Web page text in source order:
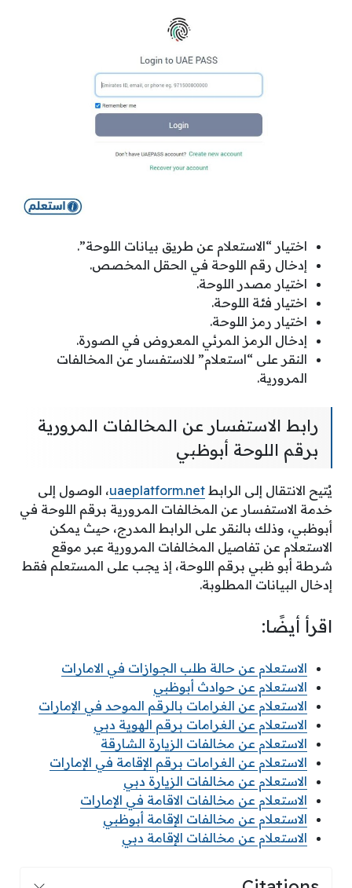
اختيار “الاستعلام عن طريق بيانات اللوحة”.
إدخال رقم اللوحة في الحقل المخصص.
اختيار مصدر اللوحة.
اختيار فئة اللوحة.
اختيار رمز اللوحة.
إدخال الرمز المرئي المعروض في الصورة.
النقر على “استعلام” للاستفسار عن المخالفات
المرورية.
رابط الاستفسار عن المخالفات المرورية
برقم اللوحة أبوظبي
يُتيح الانتقال إلى الرابط uaeplatform.net، الوصول إلى
خدمة الاستفسار عن المخالفات المرورية برقم اللوحة في
أبوظبي، وذلك بالنقر على الرابط المدرج، حيث يمكن
الاستعلام عن تفاصيل المخالفات المرورية عبر موقع
شرطة أبو ظبي برقم اللوحة، إذ يجب على المستعلم فقط
إدخال البيانات المطلوبة.
اقرأ أيضًا:
الاستعلام عن حالة طلب الجوازات في الامارات
الاستعلام عن حوادث أبوظبي
الاستعلام عن الغرامات بالرقم الموحد في الإمارات
الاستعلام عن الغرامات برقم الهوية دبي
الاستعلام عن مخالفات الزيارة الشارقة
الاستعلام عن الغرامات برقم الإقامة في الإمارات
الاستعلام عن مخالفات الزيارة دبي
الاستعلام عن مخالفات الاقامة في الإمارات
الاستعلام عن مخالفات الإقامة أبوظبي
الاستعلام عن مخالفات الإقامة دبي